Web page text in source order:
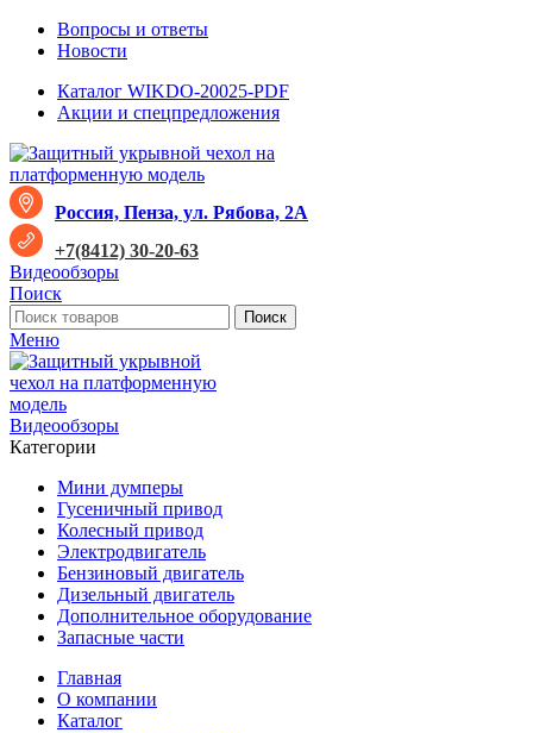
Вопросы и ответы
Новости
Каталог WIKDO-20025-PDF
Акции и спецпредложения
Россия, Пенза, ул. Рябова, 2А
+7(8412) 30-20-63
Видеообзоры
Поиск
Поиск
Меню
Видеообзоры
Категории
Мини думперы
Гусеничный привод
Колесный привод
Электродвигатель
Бензиновый двигатель
Дизельный двигатель
Дополнительное оборудование
Запасные части
Главная
О компании
Каталог